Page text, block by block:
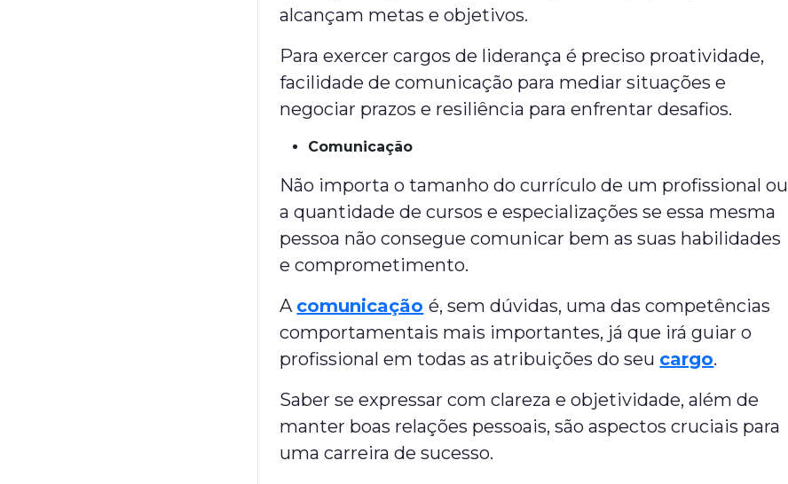
alcançam metas e objetivos.
Para exercer cargos de liderança é preciso proatividade,
facilidade de comunicação para mediar situações e
negociar prazos e resiliência para enfrentar desafios.
Comunicação
Não importa o tamanho do currículo de um profissional ou
a quantidade de cursos e especializações se essa mesma
pessoa não consegue comunicar bem as suas habilidades
e comprometimento.
A comunicação é, sem dúvidas, uma das competências
comportamentais mais importantes, já que irá guiar o
profissional em todas as atribuições do seu cargo.
Saber se expressar com clareza e objetividade, além de
manter boas relações pessoais, são aspectos cruciais para
uma carreira de sucesso.